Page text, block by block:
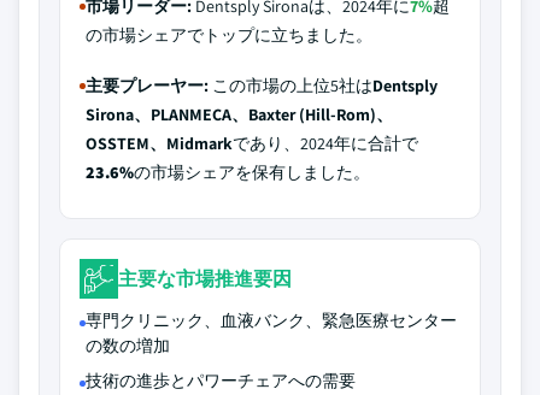
市場リーダー: Dentsply Sironaは、2024年に7%超
の市場シェアでトップに立ちました。
主要プレーヤー: この市場の上位5社はDentsply
Sirona、PLANMECA、Baxter (Hill-Rom)、
OSSTEM、Midmarkであり、2024年に合計で
23.6%の市場シェアを保有しました。
主要な市場推進要因
専門クリニック、血液バンク、緊急医療センター
の数の増加
技術の進歩とパワーチェアへの需要